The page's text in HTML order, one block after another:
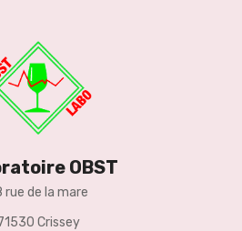
OBST
rue de la mare
Crissey